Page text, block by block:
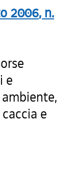
2006, n.
e
e